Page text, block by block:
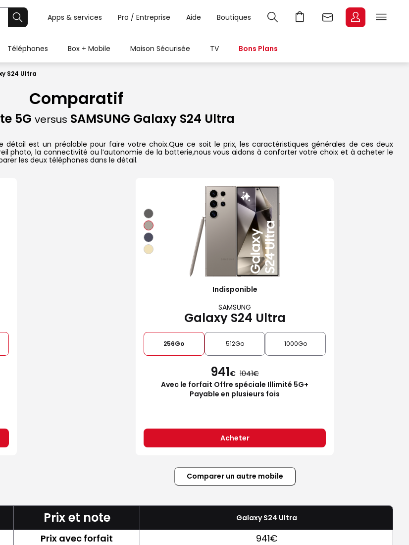
Apps & services Pro / Entreprise Aide Boutiques
Téléphones Box + Mobile Maison Sécurisée TV Bons Plans
S24 Ultra
Comparatif
5G versus SAMSUNG Galaxy S24 Ultra
le détail est un préalable pour faire votre choix.Que ce soit le prix, les caractéristiques générales de ces deux
photo, la connectivité ou l’autonomie de la batterie,nous vous aidons à conforter votre choix et à acheter le
les deux téléphones dans le détail.
Indisponible
SAMSUNG
Galaxy S24 Ultra
256Go 512Go 1000Go
941€ 1041
Avec le forfait Offre spéciale Illimité 5G+
Payable en plusieurs fois
Acheter
Comparer un autre mobile
Prix et note Galaxy S24 Ultra
Prix avec forfait
941€